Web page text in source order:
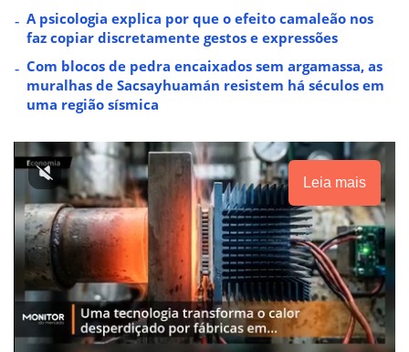
A psicologia explica por que o efeito camaleão nos
faz copiar discretamente gestos e expressões
Com blocos de pedra encaixados sem argamassa, as
muralhas de Sacsayhuamán resistem há séculos em
uma região sísmica
Leia mais